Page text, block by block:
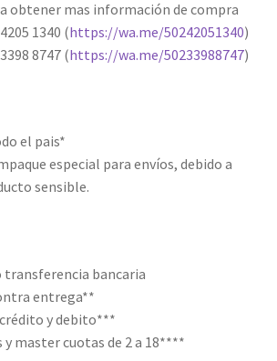
obtener mas información de compra
1340 (https://wa.me/50242051340)
8747 (https://wa.me/50233988747)
el pais*
especial para envíos, debido a
sensible.
transferencia bancaria
entrega**
y debito***
y master cuotas de 2 a 18****